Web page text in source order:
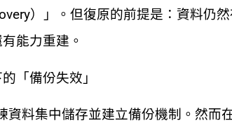
）」。但復原的前提是：資料仍
能力重建。
「備份失效」
資料集中儲存並建立備份機制。然而